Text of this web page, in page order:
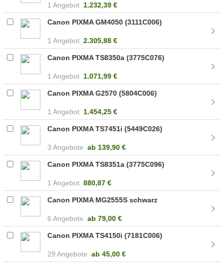
1 Angebot 1.232,39 €
Canon PIXMA GM4050 (3111C006)
1 Angebot 2.305,88 €
Canon PIXMA TS8350a (3775C076)
1 Angebot 1.071,99 €
Canon PIXMA G2570 (5804C006)
1 Angebot 1.454,25 €
Canon PIXMA TS7451i (5449C026)
3 Angebote ab 139,90 €
Canon PIXMA TS8351a (3775C096)
1 Angebot 880,87 €
Canon PIXMA MG2555S schwarz
6 Angebote ab 79,00 €
Canon PIXMA TS4150i (7181C006)
29 Angebote ab45,00 €